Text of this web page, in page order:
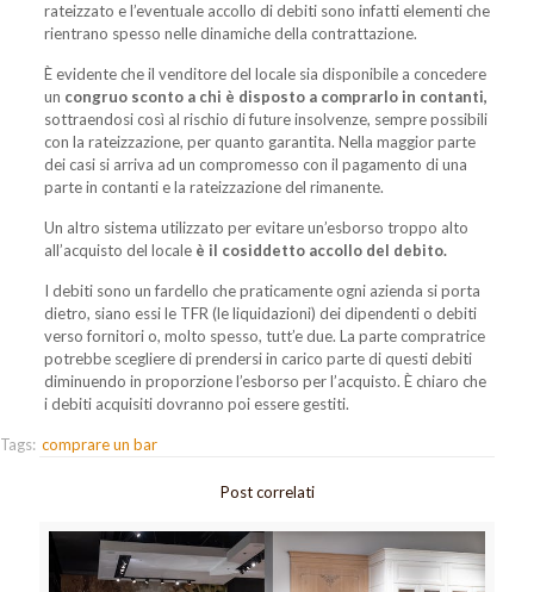
rateizzato e l’eventuale accollo di debiti sono infatti elementi che
rientrano spesso nelle dinamiche della contrattazione.
È evidente che il venditore del locale sia disponibile a concedere
un congruo sconto a chi è disposto a comprarlo in contanti,
sottraendosi così al rischio di future insolvenze, sempre possibili
con la rateizzazione, per quanto garantita. Nella maggior parte
dei casi si arriva ad un compromesso con il pagamento di una
parte in contanti e la rateizzazione del rimanente.
Un altro sistema utilizzato per evitare un’esborso troppo alto
all’acquisto del locale è il cosiddetto accollo del debito.
I debiti sono un fardello che praticamente ogni azienda si porta
dietro, siano essi le TFR (le liquidazioni) dei dipendenti o debiti
verso fornitori o, molto spesso, tutt’e due. La parte compratrice
potrebbe scegliere di prendersi in carico parte di questi debiti
diminuendo in proporzione l’esborso per l’acquisto. È chiaro che
i debiti acquisiti dovranno poi essere gestiti.
Tags: comprare un bar
Post correlati